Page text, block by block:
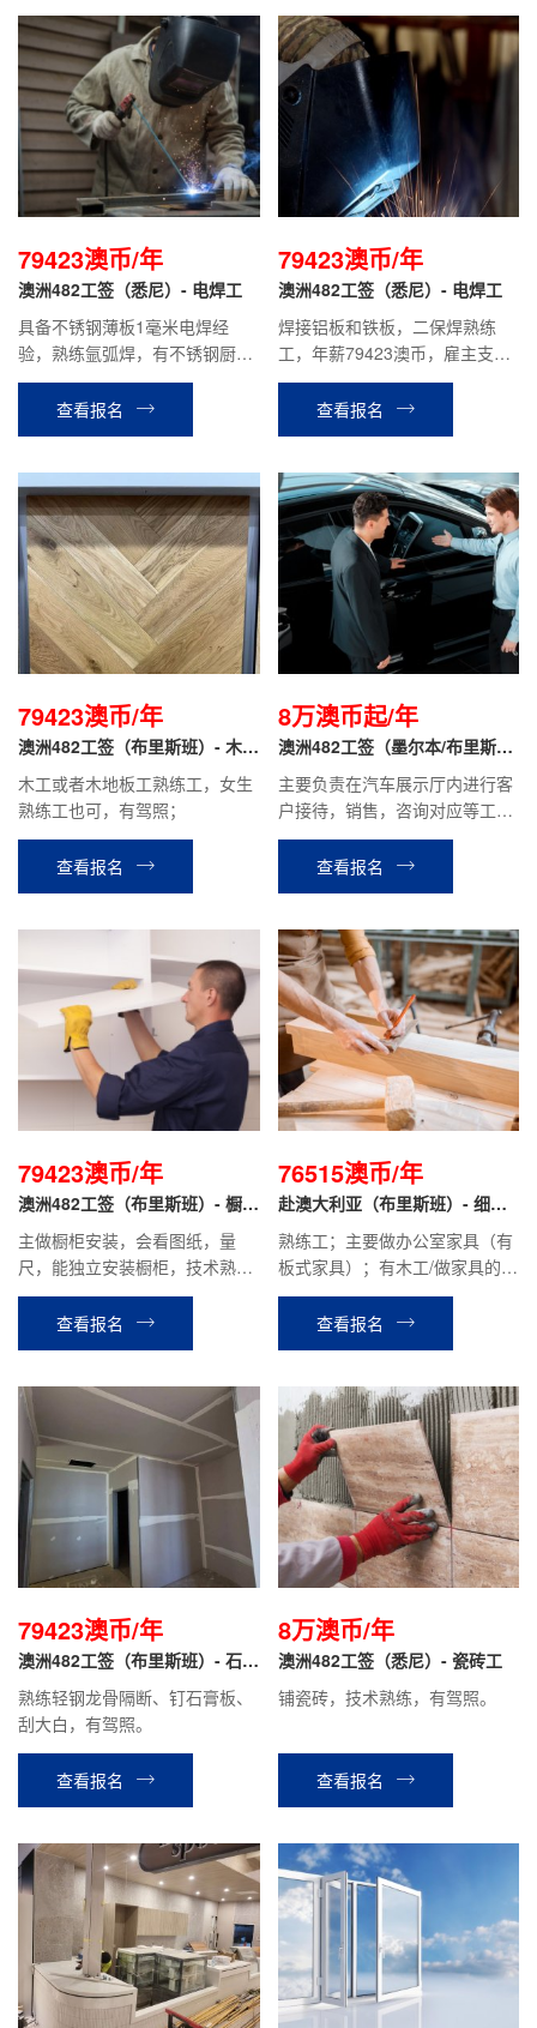
79423澳币/年
澳洲482工签（悉尼）- 电焊工
具备不锈钢薄板1毫米电焊经
验，熟练氩弧焊，有不锈钢厨具
工厂工作经验优先。
查看报名
79423澳币/年
澳洲482工签（悉尼）- 电焊工
焊接铝板和铁板，二保焊熟练
工，年薪79423澳币，雇主支付
12%养老保险。
查看报名
79423澳币/年
澳洲482工签（布里斯班）- 木地
板
木工或者木地板工熟练工，女生
熟练工也可，有驾照；
查看报名
8万澳币起/年
澳洲482工签（墨尔本/布里斯
班）- 汽车销售顾问
主要负责在汽车展示厅内进行客
户接待，销售，咨询对应等工
作。
查看报名
79423澳币/年
澳洲482工签（布里斯班）- 橱柜
安装工
主做橱柜安装，会看图纸，量
尺，能独立安装橱柜，技术熟
练，有驾照；
查看报名
76515澳币/年
赴澳大利亚（布里斯班）- 细木
工
熟练工；主要做办公室家具（有
板式家具）；有木工/做家具的经
验。
查看报名
79423澳币/年
澳洲482工签（布里斯班）- 石膏
熟练轻钢龙骨隔断、钉石膏板、
刮大白，有驾照。
查看报名
8万澳币/年
澳洲482工签（悉尼）- 瓷砖工
铺瓷砖，技术熟练，有驾照。
查看报名